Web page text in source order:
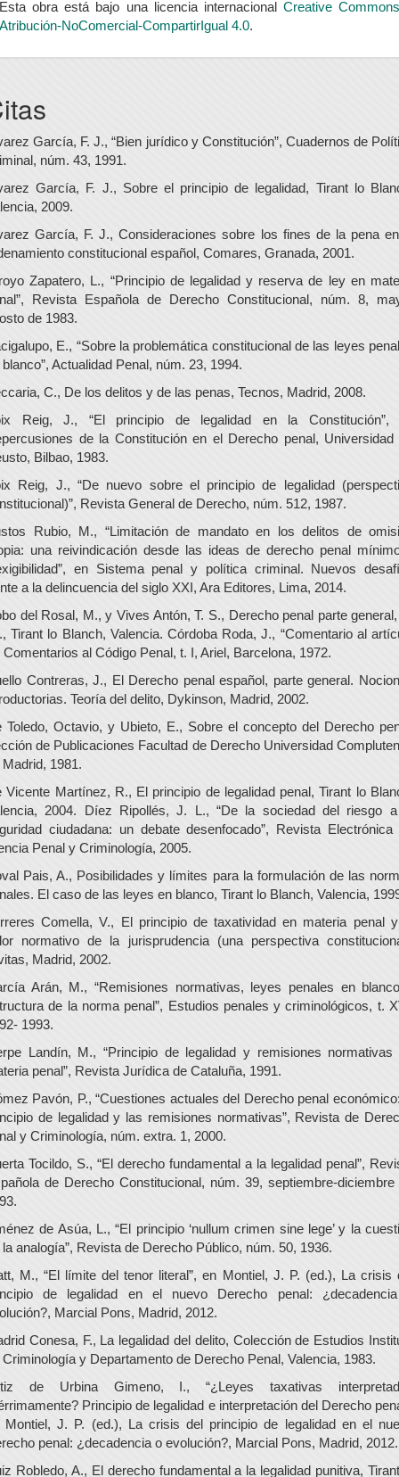
Esta obra está bajo una licencia internacional Creative Commons
Atribución-NoComercial-CompartirIgual 4.0.
García, F. J., “Bien jurídico y Constitución”, Cuadernos de
núm. 43, 1991.
García, F. J., Sobre el principio de legalidad, Tirant lo
2009.
García, F. J., Consideraciones sobre los fines de la pena
constitucional español, Comares, Granada, 2001.
Zapatero, L., “Principio de legalidad y reserva de ley en
Revista Española de Derecho Constitucional, núm. 8,
de 1983.
E., “Sobre la problemática constitucional de las leyes
Actualidad Penal, núm. 23, 1994.
C., De los delitos y de las penas, Tecnos, Madrid, 2008.
Reig, J., “El principio de legalidad en la Constitución”,
de la Constitución en el Derecho penal, Universidad
Bilbao, 1983.
Reig, J., “De nuevo sobre el principio de legalidad
Revista General de Derecho, núm. 512, 1987.
Rubio, M., “Limitación de mandato en los delitos de
una reivindicación desde las ideas de derecho penal
en Sistema penal y política criminal. Nuevos
a la delincuencia del siglo XXI, Ara Editores, Lima, 2014.
del Rosal, M., y Vives Antón, T. S., Derecho penal parte general,
Tirant lo Blanch, Valencia. Córdoba Roda, J., “Comentario al
Comentarios al Código Penal, t. I, Ariel, Barcelona, 1972.
Contreras, J., El Derecho penal español, parte general.
Teoría del delito, Dykinson, Madrid, 2002.
Toledo, Octavio, y Ubieto, E., Sobre el concepto del Derecho
de Publicaciones Facultad de Derecho Universidad
Madrid, 1981.
Vicente Martínez, R., El principio de legalidad penal, Tirant lo
2004. Díez Ripollés, J. L., “De la sociedad del riesgo
ciudadana: un debate desenfocado”, Revista Electrónica
Penal y Criminología, 2005.
Pais, A., Posibilidades y límites para la formulación de las
El caso de las leyes en blanco, Tirant lo Blanch, Valencia,
Comella, V., El principio de taxatividad en materia penal
normativo de la jurisprudencia (una perspectiva
Madrid, 2002.
Arán, M., “Remisiones normativas, leyes penales en
de la norma penal”, Estudios penales y criminológicos, t.
1993.
Landín, M., “Principio de legalidad y remisiones normativas
penal”, Revista Jurídica de Cataluña, 1991.
Pavón, P., “Cuestiones actuales del Derecho penal
de legalidad y las remisiones normativas”, Revista de
y Criminología, núm. extra. 1, 2000.
Tocildo, S., “El derecho fundamental a la legalidad penal”,
de Derecho Constitucional, núm. 39, septiembre-diciembre
de Asúa, L., “El principio ‘nullum crimen sine lege’ y la
la analogía”, Revista de Derecho Público, núm. 50, 1936.
M., “El límite del tenor literal”, en Montiel, J. P. (ed.), La crisis
de legalidad en el nuevo Derecho penal:
Marcial Pons, Madrid, 2012.
Conesa, F., La legalidad del delito, Colección de Estudios
Criminología y Departamento de Derecho Penal, Valencia, 1983.
de Urbina Gimeno, I., “¿Leyes taxativas
Principio de legalidad e interpretación del Derecho
Montiel, J. P. (ed.), La crisis del principio de legalidad en el
penal: ¿decadencia o evolución?, Marcial Pons, Madrid, 2012.
Robledo, A., El derecho fundamental a la legalidad punitiva,